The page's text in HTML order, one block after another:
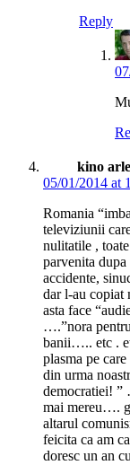
Reply
kino
05/01/2014 at
Romania
televiziunii
nulitatile ,
parvenita
accidente,
dar l-au
asta face
….”nora
banii….. etc .
plasma pe
din urma
democratiei!
mai mereu….
altarul
feicita ca am
doresc un an